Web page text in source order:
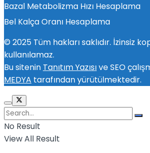
Bazal Metabolizma Hızı Hesaplama
Bel Kalça Oranı Hesaplama
© 2025 Tüm hakları saklıdır. İzinsiz
kullanılamaz.
Bu sitenin Tanıtım Yazısıve SEO
MEDYA tarafından yürütülmektedir.
No Result
View All Result